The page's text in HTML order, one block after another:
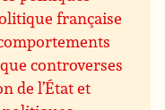
française
controverses
de l’État et